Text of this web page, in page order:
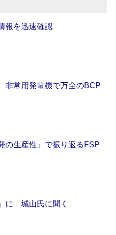
報を迅速確認
非常用発電機で万全のBCP
の生産性』で振り返るFSP
に 城山氏に聞く